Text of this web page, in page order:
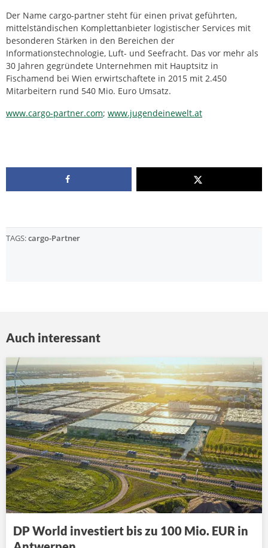
Der Name cargo-partner steht für einen privat geführten,
mittelständischen Komplettanbieter logistischer Services mit
besonderen Stärken in den Bereichen der
Informationstechnologie, Luft- und Seefracht. Das vor mehr als
30 Jahren gegründete Unternehmen mit Hauptsitz in
Fischamend bei Wien erwirtschaftete in 2015 mit 2.450
Mitarbeitern rund 540 Mio. Euro Umsatz.
www.cargo-partner.com; www.jugendeinewelt.at
TAGS:cargo-Partner
Auch interessant
DP World investiert bis zu 100 Mio. EUR in